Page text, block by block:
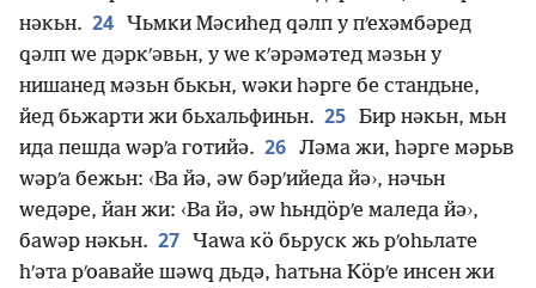
нәкьн. 24
Чьмки Мәсиһед ԛәлп у пʹехәмбәред
ԛәлп ԝе дәркʹәвьн, у ԝе кʹәрәмәтед мәзьн у
нишанед мәзьн бькьн, ԝәки һәрге бе стандьне,
йед бьжарти жи бьхальфиньн. 25 Бир нәкьн, мьн
ида пешда ԝәрʹа готийә. 26 Ләма жи, һәрге мәрьв
ԝәрʹа бежьн: ‹Ва йә, әԝ бәрʹийеда йә›, нәчьн
ԝедәре, йан жи: ‹Ва йә, әԝ һьндӧрʹе маледа йә›,
баԝәр нәкьн. 27
Чаԝа кӧ бьруск жь рʹоһьлате
һʹәта рʹоавайе шәԝԛ дьдә, һатьна Кӧрʹе инсен жи